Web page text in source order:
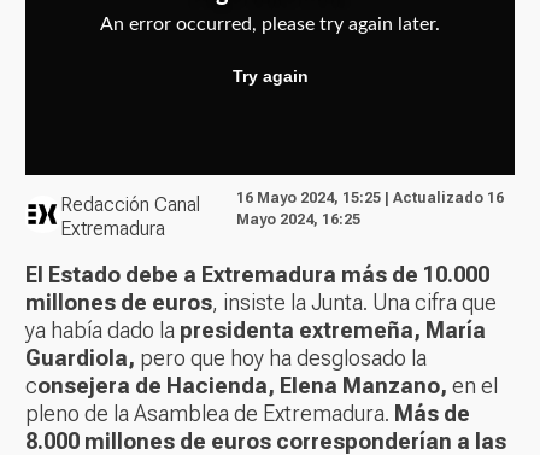
Redacción Canal
Extremadura
16 Mayo 2024, 15:25 | Actualizado 16
Mayo 2024, 16:25
El Estado debe a Extremadura más de 10.000
millones de euros, insiste la Junta. Una cifra que
ya había dado la presidenta extremeña, María
Guardiola, pero que hoy ha desglosado la
consejera de Hacienda, Elena Manzano, en el
pleno de la Asamblea de Extremadura. Más de
8.000 millones de euros corresponderían a las